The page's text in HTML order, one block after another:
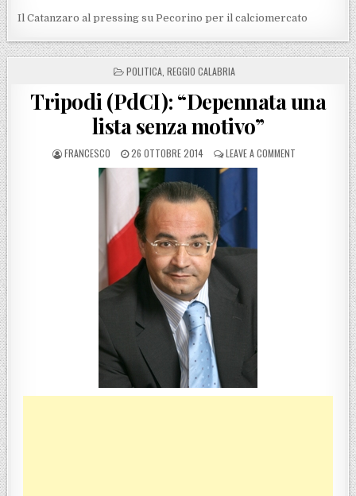
Il Catanzaro al pressing su Pecorino per il calciomercato
POSTED IN
POLITICA, REGGIO CALABRIA
Tripodi (PdCI): “Depennata una
lista senza motivo”
POSTED BY
FRANCESCO POSTED ON
26 OTTOBRE 2014 LEAVE A COMMENT ON TRIPODI